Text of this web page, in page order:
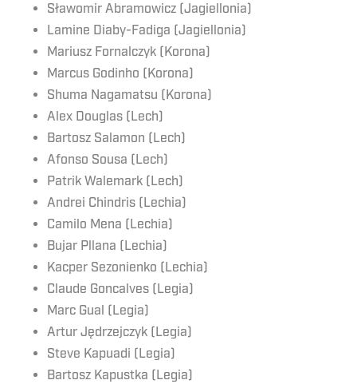
Sławomir Abramowicz (Jagiellonia)
Lamine Diaby-Fadiga (Jagiellonia)
Mariusz Fornalczyk (Korona)
Marcus Godinho (Korona)
Shuma Nagamatsu (Korona)
Alex Douglas (Lech)
Bartosz Salamon (Lech)
Afonso Sousa (Lech)
Patrik Walemark (Lech)
Andrei Chindris (Lechia)
Camilo Mena (Lechia)
Bujar Pllana (Lechia)
Kacper Sezonienko (Lechia)
Claude Goncalves (Legia)
Marc Gual (Legia)
Artur Jędrzejczyk (Legia)
Steve Kapuadi (Legia)
Bartosz Kapustka (Legia)